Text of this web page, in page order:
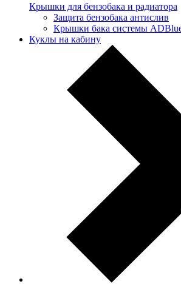
Крышки для бензобака и радиатора
Защита бензобака антислив
Крышки бака системы
Куклы на кабину